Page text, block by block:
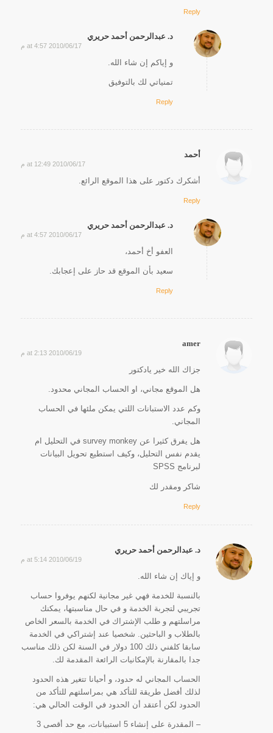
Reply
د. عبدالرحمن أحمد حريري
2010/06/17 at 4:57 م
و إياكم إن شاء الله.
تمنياتي لك بالتوفيق
Reply
أحمد
2010/06/17 at 12:49 م
أشكرك دكتور على هذا الموقع الرائع.
Reply
د. عبدالرحمن أحمد حريري
2010/06/17 at 4:57 م
العفو أخ أحمد،
سعيد بأن الموقع قد حاز على إعجابك.
Reply
amer
2010/06/19 at 2:13 م
جزاك الله خير يادكتور
هل الموقع مجاني، او الحساب المجاني محدود.
وكم عدد الاستبانات اللتي يمكن ملئها في الحساب
المجاني.
هل يفرق كثيرا عن survey monkey في التحليل ام
يقدم نفس التحليل، وكيف استطيع تحويل البيانات
لبرنامج SPSS
شاكر ومقدر لك
Reply
د. عبدالرحمن أحمد حريري
2010/06/19 at 5:14 م
و إياك إن شاء الله.
بالنسبة للخدمة فهي غير مجانية لكنهم يوفروا حساب
تجريبي لتجربة الخدمة و في حال مناسبتها، يمكنك
مراسلتهم و طلب الإشتراك في الخدمة بالسعر الخاص
بالطلاب و الباحثين. شخصيا عند إشتراكي في الخدمة
سابقا كلفني ذلك 100 دولار في السنة لكن ذلك مناسب
جدا بالمقارنة بالإمكانيات الرائعة المقدمة لك.
الحساب المجاني له حدود، و أحيانا تتغير هذه الحدود
لذلك أفضل طريقة للتأكد هي بمراسلتهم للتأكد من
الحدود لكن أعتقد أن الحدود في الوقت الحالي هي:
– المقدرة على إنشاء 5 استبيانات، مع حد أقصى 3